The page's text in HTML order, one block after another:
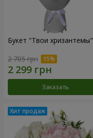
Букет "Твои хризантемы"
2 705 грн
Заказать